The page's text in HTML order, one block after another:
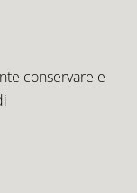
conservare e